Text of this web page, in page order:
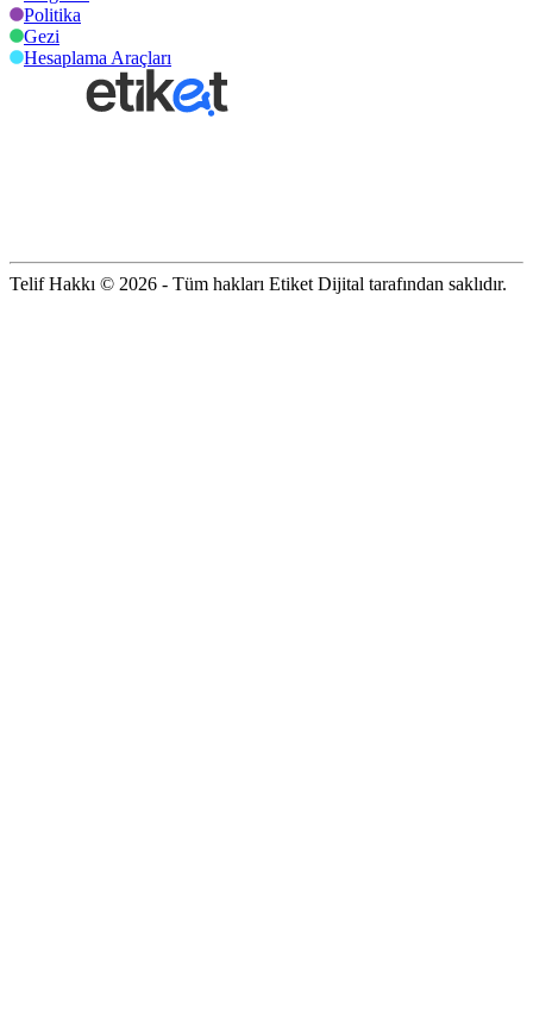
Politika
Gezi
Hesaplama Araçları
Telif Hakkı © 2026 - Tüm hakları Etiket Dijital tarafından saklıdır.